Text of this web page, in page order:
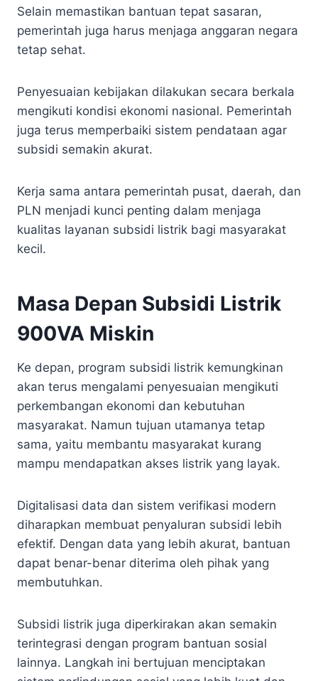
Selain memastikan bantuan tepat sasaran,
pemerintah juga harus menjaga anggaran negara
tetap sehat.
Penyesuaian kebijakan dilakukan secara berkala
mengikuti kondisi ekonomi nasional. Pemerintah
juga terus memperbaiki sistem pendataan agar
subsidi semakin akurat.
Kerja sama antara pemerintah pusat, daerah, dan
PLN menjadi kunci penting dalam menjaga
kualitas layanan subsidi listrik bagi masyarakat
kecil.
Masa Depan Subsidi Listrik
900VA Miskin
Ke depan, program subsidi listrik kemungkinan
akan terus mengalami penyesuaian mengikuti
perkembangan ekonomi dan kebutuhan
masyarakat. Namun tujuan utamanya tetap
sama, yaitu membantu masyarakat kurang
mampu mendapatkan akses listrik yang layak.
Digitalisasi data dan sistem verifikasi modern
diharapkan membuat penyaluran subsidi lebih
efektif. Dengan data yang lebih akurat, bantuan
dapat benar-benar diterima oleh pihak yang
membutuhkan.
Subsidi listrik juga diperkirakan akan semakin
terintegrasi dengan program bantuan sosial
lainnya. Langkah ini bertujuan menciptakan